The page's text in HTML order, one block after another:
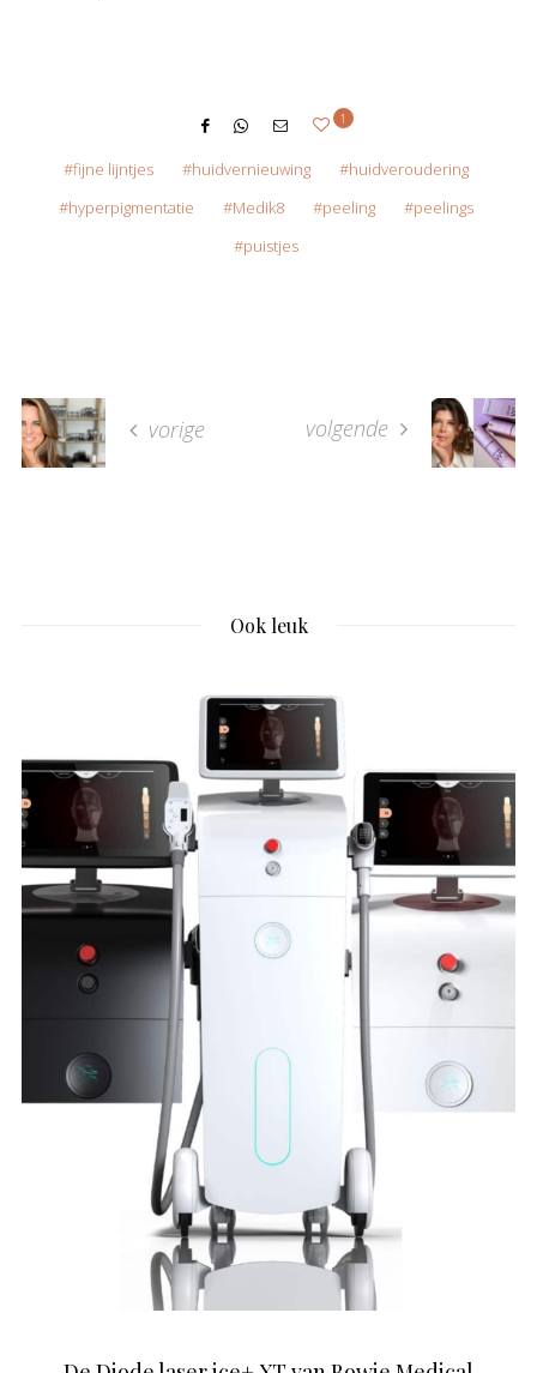
1
fijne lijntjes huidvernieuwing
huidveroudering
hyperpigmentatie
Medik8 peeling
peelings
puistjes
vorige volgende
Ook leuk